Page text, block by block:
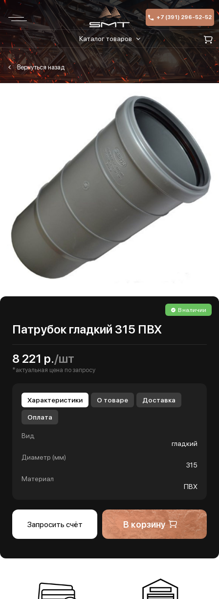
+7 (391) 296-52-52
Каталог товаров
В наличии
Патрубок гладкий 315 ПВХ
8 221 р./шт
*актуальная цена по запросу
Характеристики О товаре Доставка
Оплата
Вид
гладкий
Диаметр (мм)
315
Материал
ПВХ
Запросить счёт В корзину